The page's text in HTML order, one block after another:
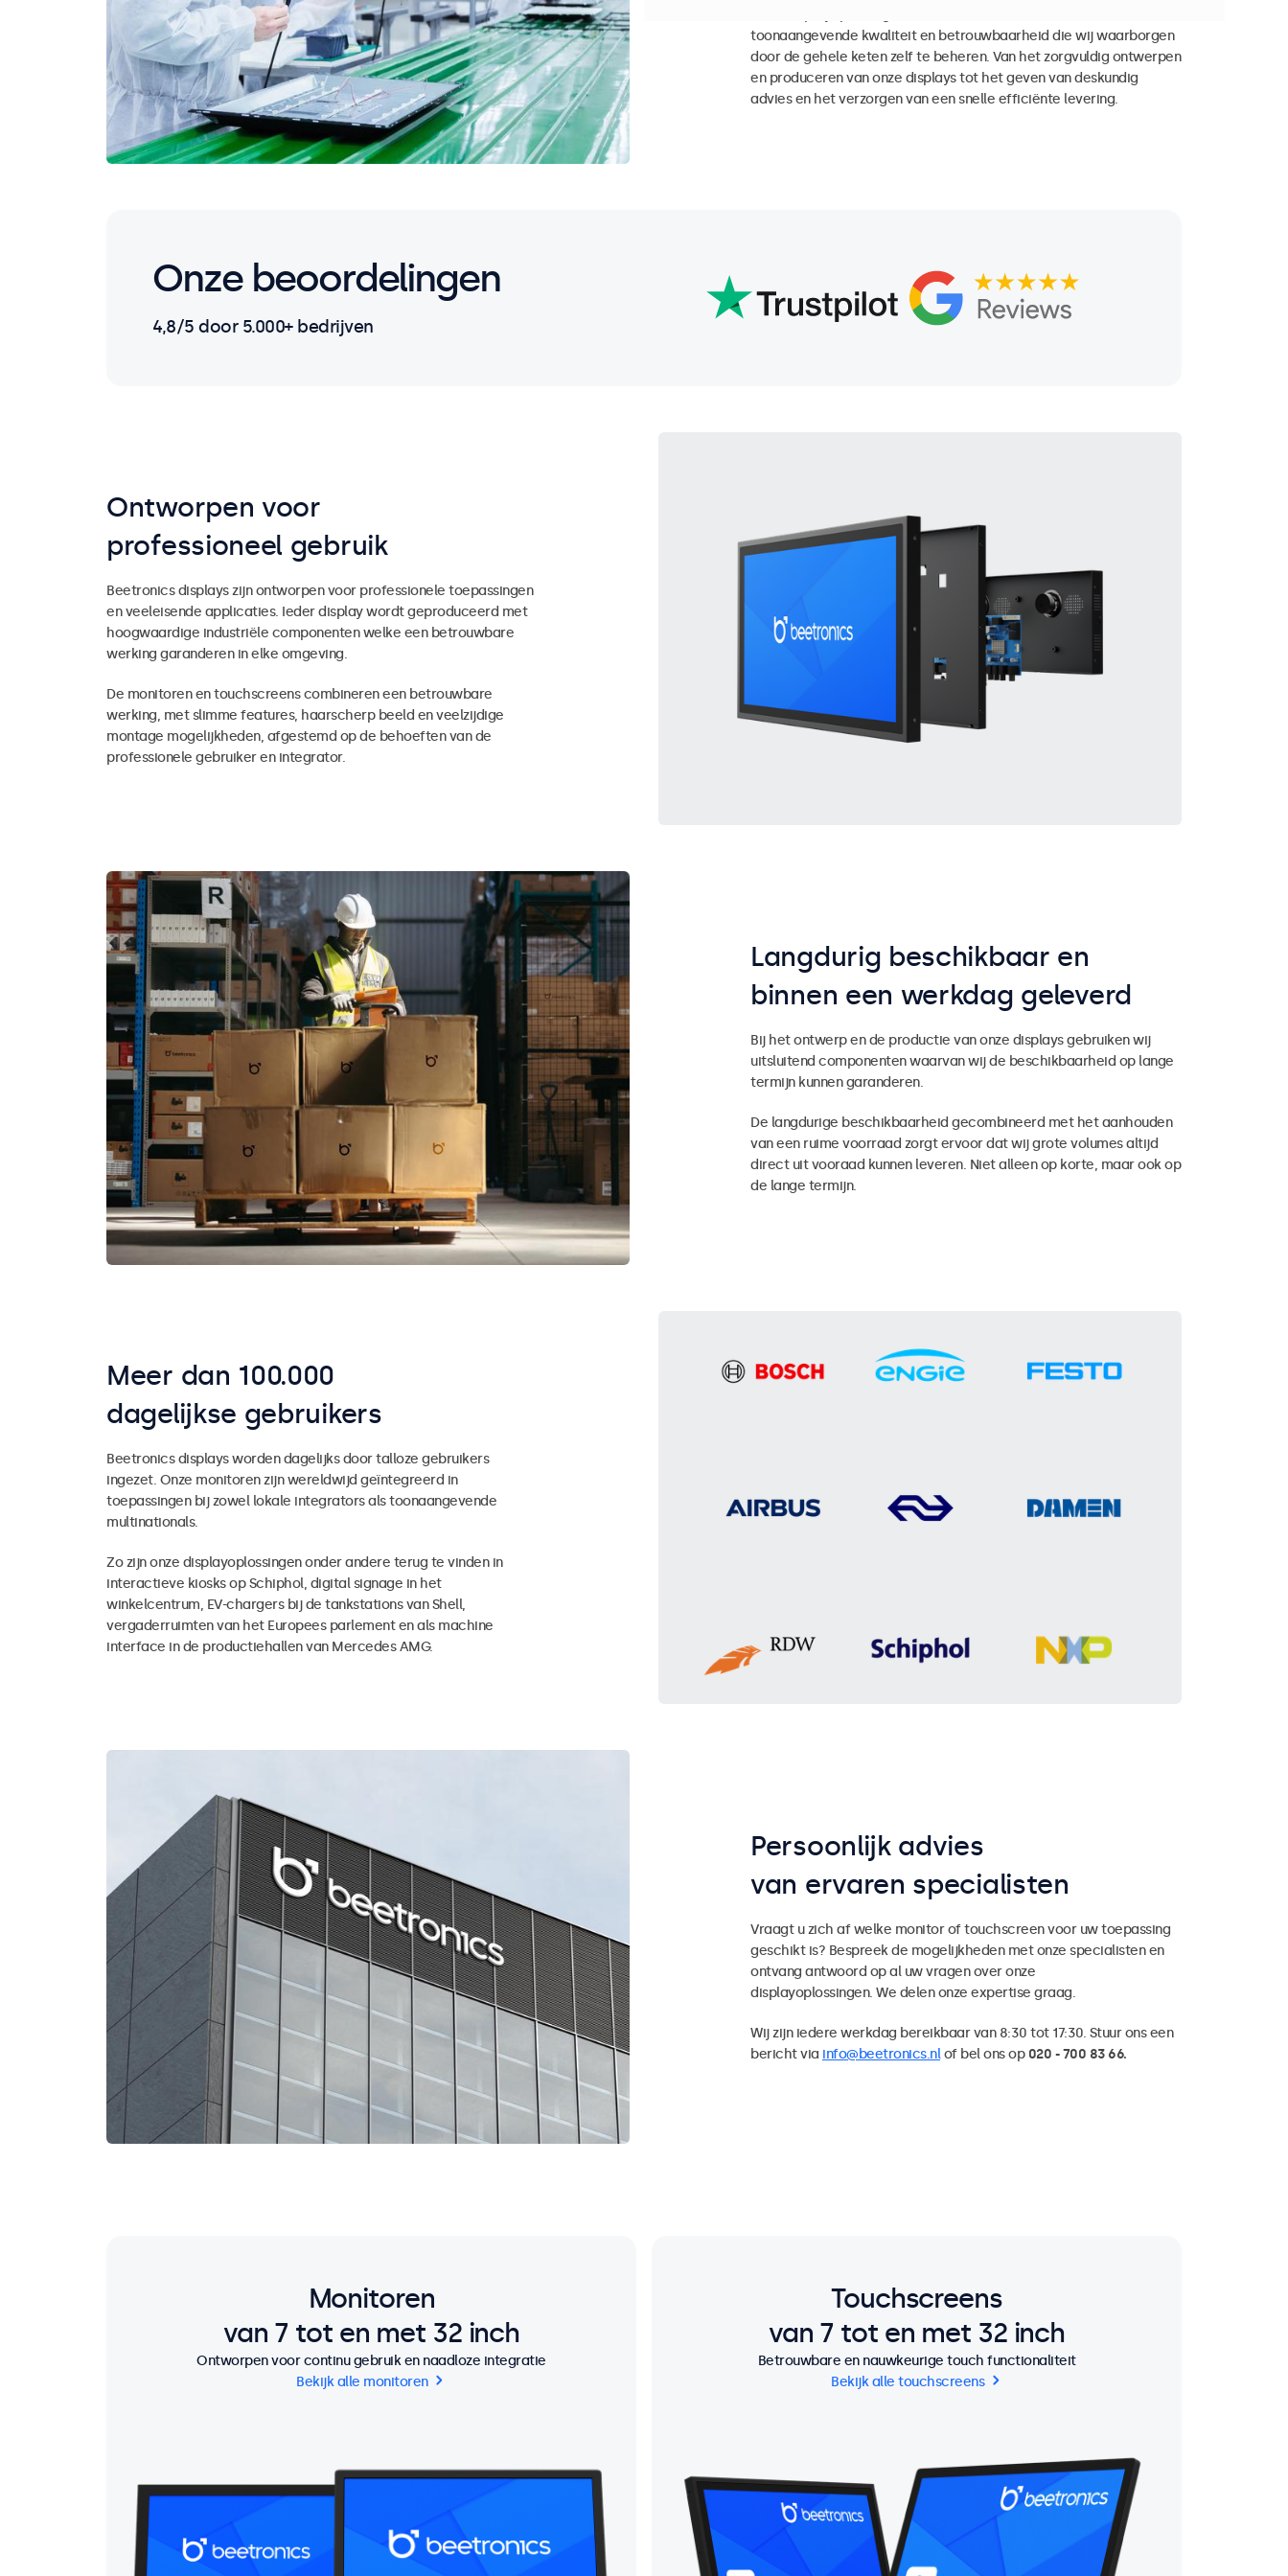
toonaangevende kwaliteit en betrouwbaarheid die wij waarborgen
door de gehele keten zelf te beheren. Van het zorgvuldig ontwerpen
en produceren van onze displays tot het geven van deskundig
advies en het verzorgen van een snelle efficiënte levering.
Onze beoordelingen
4,8/5 door 5.000+ bedrijven
Ontworpen voor
professioneel gebruik
Beetronics displays zijn ontworpen voor professionele toepassingen
en veeleisende applicaties. Ieder display wordt geproduceerd met
hoogwaardige industriële componenten welke een betrouwbare
werking garanderen in elke omgeving.
De monitoren en touchscreens combineren een betrouwbare
werking, met slimme features, haarscherp beeld en veelzijdige
montage mogelijkheden, afgestemd op de behoeften van de
professionele gebruiker en integrator.
Langdurig beschikbaar en
binnen een werkdag geleverd
Bij het ontwerp en de productie van onze displays gebruiken wij
uitsluitend componenten waarvan wij de beschikbaarheid op lange
termijn kunnen garanderen.
De langdurige beschikbaarheid gecombineerd met het aanhouden
van een ruime voorraad zorgt ervoor dat wij grote volumes altijd
direct uit vooraad kunnen leveren. Niet alleen op korte, maar ook op
de lange termijn.
Meer dan 100.000
dagelijkse gebruikers
Beetronics displays worden dagelijks door talloze gebruikers
ingezet. Onze monitoren zijn wereldwijd geïntegreerd in
toepassingen bij zowel lokale integrators als toonaangevende
multinationals.
Zo zijn onze displayoplossingen onder andere terug te vinden in
interactieve kiosks op Schiphol, digital signage in het
winkelcentrum, EV-chargers bij de tankstations van Shell,
vergaderruimten van het Europees parlement en als machine
interface in de productiehallen van Mercedes AMG.
Persoonlijk advies
van ervaren specialisten
Vraagt u zich af welke monitor of touchscreen voor uw toepassing
geschikt is? Bespreek de mogelijkheden met onze specialisten en
ontvang antwoord op al uw vragen over onze
displayoplossingen. We delen onze expertise graag.
Wij zijn iedere werkdag bereikbaar van 8:30 tot 17:30. Stuur ons een
bericht via info@beetronics.nlof bel ons op 020 - 700 83 66.
Monitoren
van 7 tot en met 32 inch
Ontworpen voor continu gebruik en naadloze integratie
Bekijk alle monitoren
Touchscreens
van 7 tot en met 32 inch
Betrouwbare en nauwkeurige touch functionaliteit
Bekijk alle touchscreens